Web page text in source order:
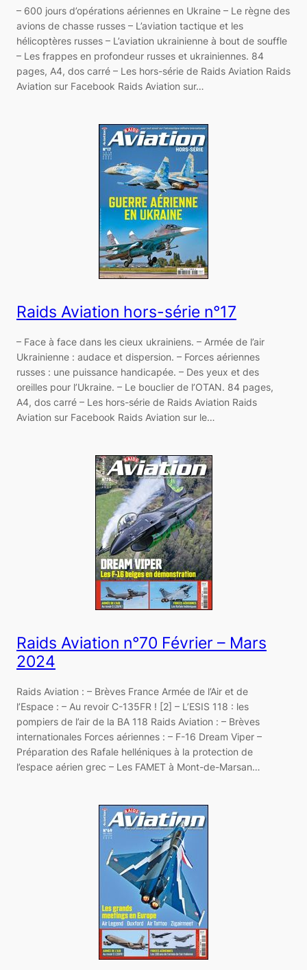
– 600 jours d’opérations aériennes en Ukraine – Le règne des
avions de chasse russes – L’aviation tactique et les
hélicoptères russes – L’aviation ukrainienne à bout de souffle
– Les frappes en profondeur russes et ukrainiennes. 84
pages, A4, dos carré – Les hors-série de Raids Aviation Raids
Aviation sur Facebook Raids Aviation sur…
Raids Aviation hors-série n°17
– Face à face dans les cieux ukrainiens. – Armée de l’air
Ukrainienne : audace et dispersion. – Forces aériennes
russes : une puissance handicapée. – Des yeux et des
oreilles pour l’Ukraine. – Le bouclier de l’OTAN. 84 pages,
A4, dos carré – Les hors-série de Raids Aviation Raids
Aviation sur Facebook Raids Aviation sur le…
Raids Aviation n°70 Février – Mars
2024
Raids Aviation : – Brèves France Armée de l’Air et de
l’Espace : – Au revoir C-135FR ! [2] – L’ESIS 118 : les
pompiers de l’air de la BA 118 Raids Aviation : – Brèves
internationales Forces aériennes : – F-16 Dream Viper –
Préparation des Rafale helléniques à la protection de
l’espace aérien grec – Les FAMET à Mont-de-Marsan…